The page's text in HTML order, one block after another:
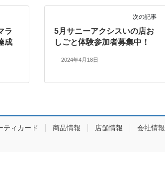
ラ
成
次の記事
5月サニーアクシスいの店お
しごと体験参加者募集中！
2024年4月18日
ティカード 商品情報 店舗情報 会社情報